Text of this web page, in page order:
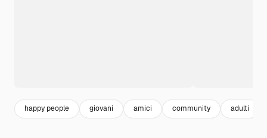
happy people giovani amici community adulti